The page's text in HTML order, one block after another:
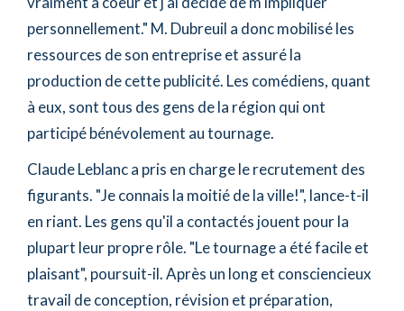
personnellement." M. Dubreuil a donc mobilisé les
ressources de son entreprise et assuré la
production de cette publicité. Les comédiens, quant
à eux, sont tous des gens de la région qui ont
participé bénévolement au tournage.
Claude Leblanc a pris en charge le recrutement des
figurants. "Je connais la moitié de la ville!", lance-t-il
en riant. Les gens qu'il a contactés jouent pour la
plupart leur propre rôle. "Le tournage a été facile et
plaisant", poursuit-il. Après un long et consciencieux
travail de conception, révision et préparation,